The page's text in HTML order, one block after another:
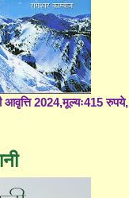
2024,मूल्यः415 रुपये,